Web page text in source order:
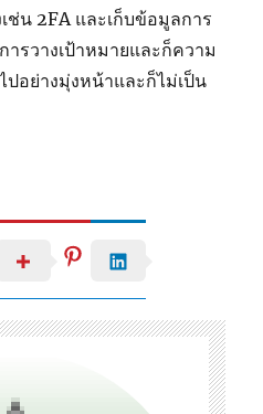
ช่น 2FA และเก็บข้อมูลการ
รวางเป้าหมายและก็ความ
ปอย่างมุ่งหน้าและก็ไม่เป็น